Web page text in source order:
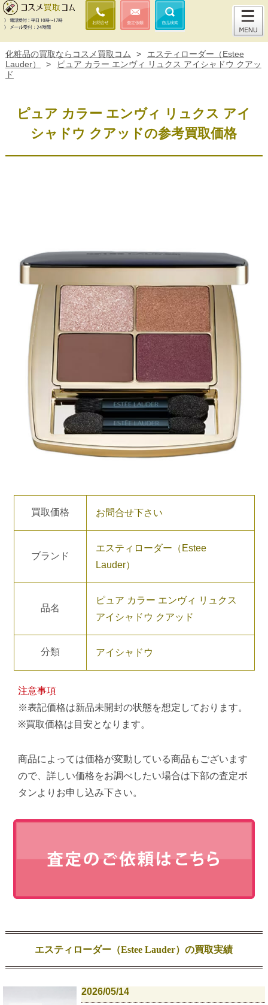
化粧品の買取ならコスメ買取コム >
エスティローダー（Estee
Lauder）
>
ピュア カラー エンヴィ リュクス アイシャドウ クアッ
ド
ピュア カラー エンヴィ リュクス アイ
シャドウ クアッドの参考買取価格
買取価格 お問合せ下さい
ブランド
エスティローダー（Estee
Lauder）
品名
ピュア カラー エンヴィ リュクス
アイシャドウ クアッド
分類 アイシャドウ
注意事項
※表記価格は新品未開封の状態を想定しております。
※買取価格は目安となります。
商品によっては価格が変動している商品もございます
ので、詳しい価格をお調べしたい場合は下部の査定ボ
タンよりお申し込み下さい。
エスティローダー（Estee Lauder）の買取実績
2026/05/14